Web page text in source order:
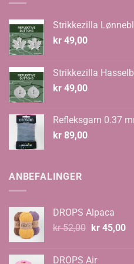
Strikkezilla
kr 49,00
Strikkezilla
kr 49,00
Refleksgarn 0.37
kr 89,00
ANBEFALINGER
DROPS Alpaca
kr52,00 Opprinnelig
kr45,00
DROPS Air